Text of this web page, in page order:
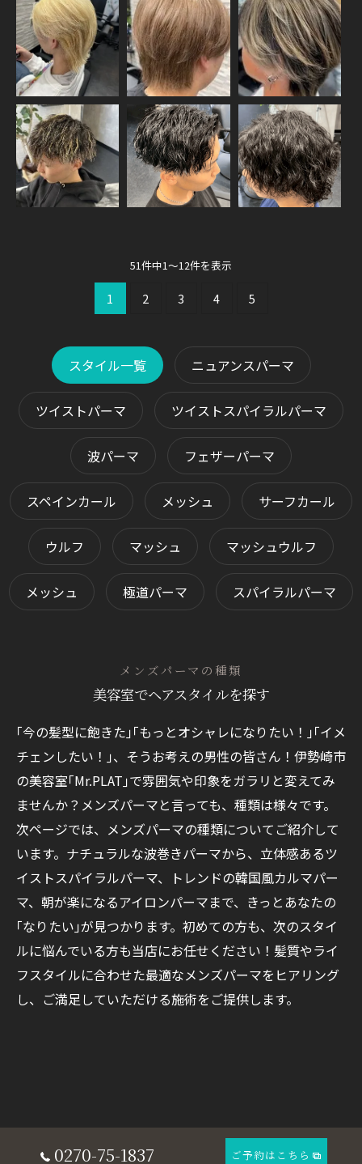
51件中1～12件を表示
1 2 3 4 5
スタイル一覧 ニュアンスパーマ
ツイストパーマ ツイストスパイラルパーマ
波パーマ フェザーパーマ
スペインカール メッシュ サーフカール
ウルフ マッシュ マッシュウルフ
メッシュ 極道パーマ スパイラルパーマ
メンズパーマの種類
美容室でヘアスタイルを探す
｢今の髪型に飽きた｣｢もっとオシャレになりたい！｣｢イメ
チェンしたい！｣、そうお考えの男性の皆さん！伊勢崎市
の美容室｢Mr.PLAT｣で雰囲気や印象をガラリと変えてみ
ませんか？メンズパーマと言っても、種類は様々です。
次ページでは、メンズパーマの種類についてご紹介して
います。ナチュラルな波巻きパーマから、立体感あるツ
イストスパイラルパーマ、トレンドの韓国風カルマパー
マ、朝が楽になるアイロンパーマまで、きっとあなたの
｢なりたい｣が見つかります。初めての方も、次のスタイ
ルに悩んでいる方も当店にお任せください！髪質やライ
フスタイルに合わせた最適なメンズパーマをヒアリング
し、ご満足していただける施術をご提供します。
0270-75-1837 ご予約はこちら